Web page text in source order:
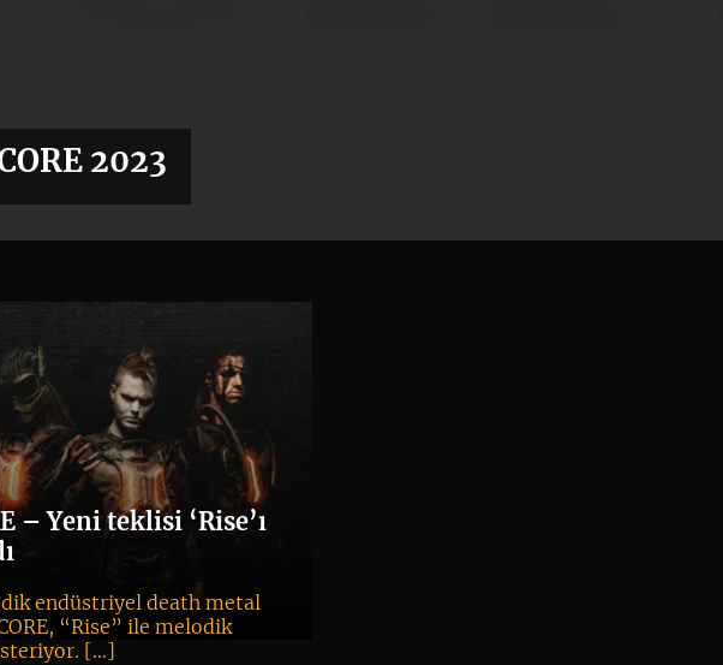
2023
– Yeni teklisi ‘Rise’ı
endüstriyel death metal
“Rise” ile melodik
[…]